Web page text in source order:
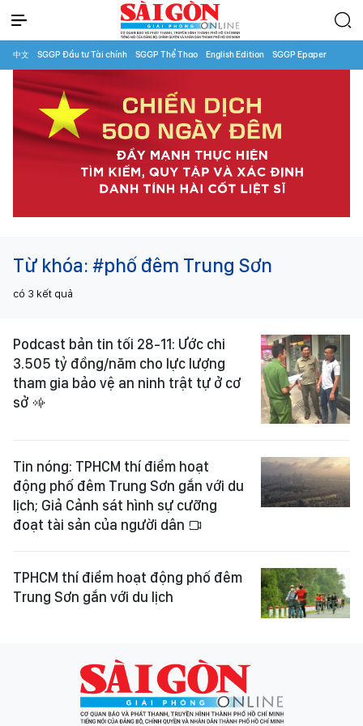
中文 SGGP Đầu tư Tài chính SGGP Thể Thao English Edition SGGP Epaper
Từ khóa: #phố đêm Trung Sơn
có 3 kết quả
Podcast bản tin tối 28-11: Ước chi
3.505 tỷ đồng/năm cho lực lượng
tham gia bảo vệ an ninh trật tự ở cơ
sở
Tin nóng: TPHCM thí điểm hoạt
động phố đêm Trung Sơn gắn với du
lịch; Giả Cảnh sát hình sự cưỡng
đoạt tài sản của người dân
TPHCM thí điểm hoạt động phố đêm
Trung Sơn gắn với du lịch